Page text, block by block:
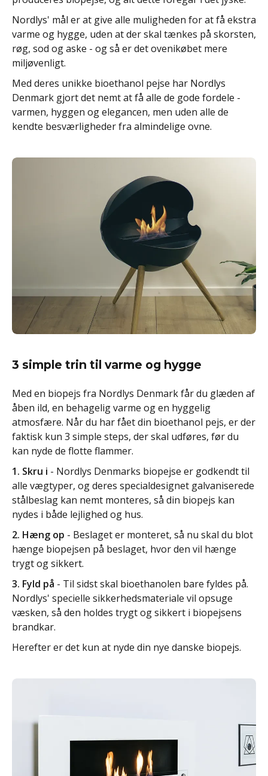
Nordlys' mål er at give alle muligheden for at få ekstra
varme og hygge, uden at der skal tænkes på skorsten,
røg, sod og aske - og så er det ovenikøbet mere
miljøvenligt.
Med deres unikke bioethanol pejse har Nordlys
Denmark gjort det nemt at få alle de gode fordele -
varmen, hyggen og elegancen, men uden alle de
kendte besværligheder fra almindelige ovne.
3 simple trin til varme og hygge
Med en biopejs fra Nordlys Denmark får du glæden af
åben ild, en behagelig varme og en hyggelig
atmosfære. Når du har fået din bioethanol pejs, er der
faktisk kun 3 simple steps, der skal udføres, før du
kan nyde de flotte flammer.
1. Skru i - Nordlys Denmarks biopejse er godkendt til
alle vægtyper, og deres specialdesignet galvaniserede
stålbeslag kan nemt monteres, så din biopejs kan
nydes i både lejlighed og hus.
2. Hæng op - Beslaget er monteret, så nu skal du blot
hænge biopejsen på beslaget, hvor den vil hænge
trygt og sikkert.
3. Fyld på - Til sidst skal bioethanolen bare fyldes på.
Nordlys' specielle sikkerhedsmateriale vil opsuge
væsken, så den holdes trygt og sikkert i biopejsens
brandkar.
Herefter er det kun at nyde din nye danske biopejs.